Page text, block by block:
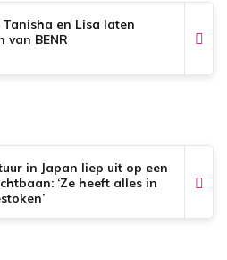
Tanisha en Lisa laten
van BENR
in Japan liep uit op een
‘Ze heeft alles in